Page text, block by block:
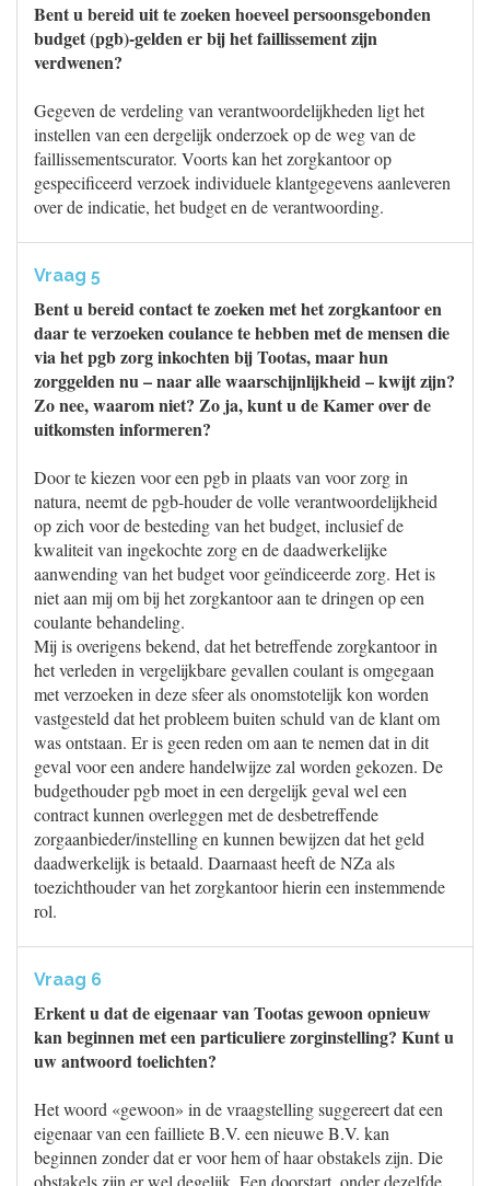
Bent u bereid uit te zoeken hoeveel persoonsgebonden
budget (pgb)-gelden er bij het faillissement zijn
verdwenen?
Gegeven de verdeling van verantwoordelijkheden ligt het
instellen van een dergelijk onderzoek op de weg van de
faillissementscurator. Voorts kan het zorgkantoor op
gespecificeerd verzoek individuele klantgegevens aanleveren
over de indicatie, het budget en de verantwoording.
Vraag 5
Bent u bereid contact te zoeken met het zorgkantoor en
daar te verzoeken coulance te hebben met de mensen die
via het pgb zorg inkochten bij Tootas, maar hun
zorggelden nu – naar alle waarschijnlijkheid – kwijt zijn?
Zo nee, waarom niet? Zo ja, kunt u de Kamer over de
uitkomsten informeren?
Door te kiezen voor een pgb in plaats van voor zorg in
natura, neemt de pgb-houder de volle verantwoordelijkheid
op zich voor de besteding van het budget, inclusief de
kwaliteit van ingekochte zorg en de daadwerkelijke
aanwending van het budget voor geïndiceerde zorg. Het is
niet aan mij om bij het zorgkantoor aan te dringen op een
coulante behandeling.
Mij is overigens bekend, dat het betreffende zorgkantoor in
het verleden in vergelijkbare gevallen coulant is omgegaan
met verzoeken in deze sfeer als onomstotelijk kon worden
vastgesteld dat het probleem buiten schuld van de klant om
was ontstaan. Er is geen reden om aan te nemen dat in dit
geval voor een andere handelwijze zal worden gekozen. De
budgethouder pgb moet in een dergelijk geval wel een
contract kunnen overleggen met de desbetreffende
zorgaanbieder/instelling en kunnen bewijzen dat het geld
daadwerkelijk is betaald. Daarnaast heeft de NZa als
toezichthouder van het zorgkantoor hierin een instemmende
rol.
Vraag 6
Erkent u dat de eigenaar van Tootas gewoon opnieuw
kan beginnen met een particuliere zorginstelling? Kunt u
uw antwoord toelichten?
Het woord «gewoon» in de vraagstelling suggereert dat een
eigenaar van een failliete B.V. een nieuwe B.V. kan
beginnen zonder dat er voor hem of haar obstakels zijn. Die
obstakels zijn er wel degelijk. Een doorstart, onder dezelfde